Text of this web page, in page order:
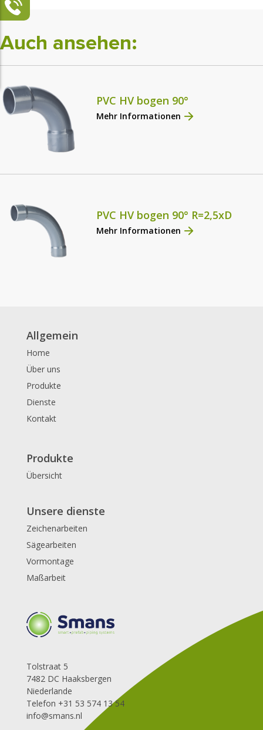
Auch ansehen:
PVC HV bogen 90°
Mehr Informationen
PVC HV bogen 90° R=2,5xD
Mehr Informationen
Allgemein
Home
Über uns
Produkte
Dienste
Kontakt
Produkte
Übersicht
Unsere dienste
Zeichenarbeiten
Sägearbeiten
Vormontage
Maßarbeit
Tolstraat 5
7482 DC Haaksbergen
Niederlande
Telefon +31 53 574 13 54
info@smans.nl